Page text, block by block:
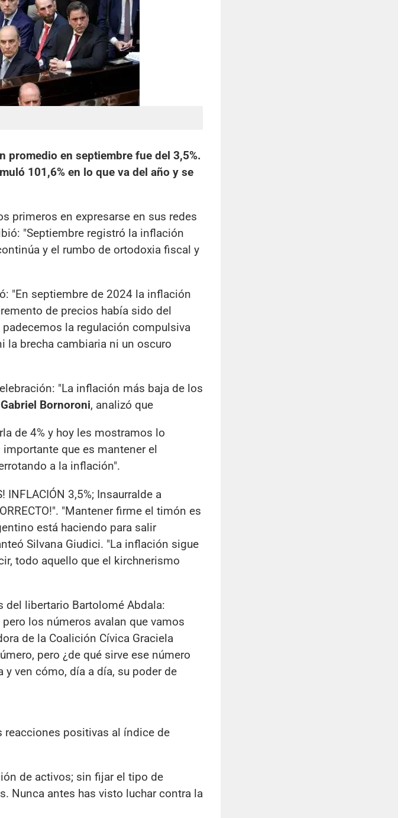
promedio en septiembre fue del 3,5%.
101,6% en lo que va del año y se
primeros en expresarse en sus redes
"Septiembre registró la inflación
y el rumbo de ortodoxia fiscal y
"En septiembre de 2024 la inflación
de precios había sido del
la regulación compulsiva
la brecha cambiaria ni un oscuro
"La inflación más baja de los
Gabriel Bornoroni, analizó que
de 4% y hoy les mostramos lo
importante que es mantener el
a la inflación".
INFLACIÓN 3,5%; Insaurralde a
"Mantener firme el timón es
está haciendo para salir
Silvana Giudici. "La inflación sigue
todo aquello que el kirchnerismo
del libertario Bartolomé Abdala:
los números avalan que vamos
de la Coalición Cívica Graciela
pero ¿de qué sirve ese número
ven cómo, día a día, su poder de
reacciones positivas al índice de
de activos; sin fijar el tipo de
Nunca antes has visto luchar contra la